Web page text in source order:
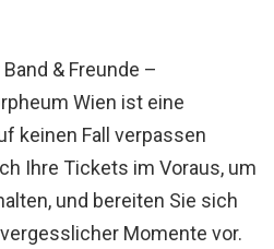
& Freunde –
Wien ist eine
keinen Fall verpassen
Ihre Tickets im Voraus, um
und bereiten Sie sich
Momente vor.